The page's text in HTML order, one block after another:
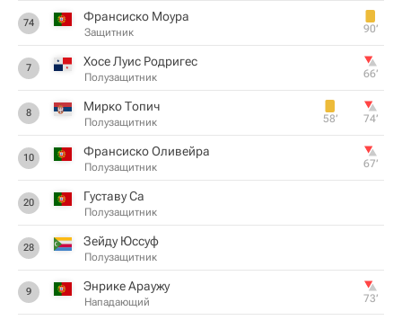
74 Франсиско Моура
Защитник 90‎’‎
7 Хосе Луис Родригес
Полузащитник 66‎’‎
8 Мирко Топич
Полузащитник 58‎’‎ 74‎’‎
10 Франсиско Оливейра
Полузащитник 67‎’‎
20 Густаву Са
Полузащитник
28 Зейду Юссуф
Полузащитник
9 Энрике Араужу
Нападающий 73‎’‎